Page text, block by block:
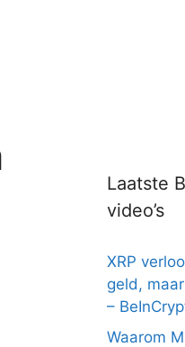
Laatste
video’s
XRP
geld,
–
Waarom